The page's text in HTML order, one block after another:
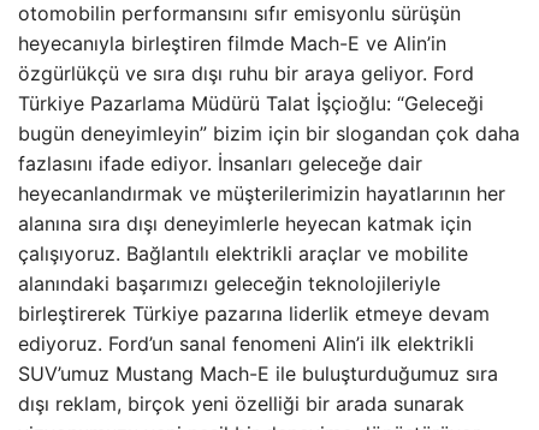
otomobilin performansını sıfır emisyonlu sürüşün
heyecanıyla birleştiren filmde Mach-E ve Alin’in
özgürlükçü ve sıra dışı ruhu bir araya geliyor. Ford
Türkiye Pazarlama Müdürü Talat İşçioğlu: “Geleceği
bugün deneyimleyin” bizim için bir slogandan çok daha
fazlasını ifade ediyor. İnsanları geleceğe dair
heyecanlandırmak ve müşterilerimizin hayatlarının her
alanına sıra dışı deneyimlerle heyecan katmak için
çalışıyoruz. Bağlantılı elektrikli araçlar ve mobilite
alanındaki başarımızı geleceğin teknolojileriyle
birleştirerek Türkiye pazarına liderlik etmeye devam
ediyoruz. Ford’un sanal fenomeni Alin’i ilk elektrikli
SUV’umuz Mustang Mach-E ile buluşturduğumuz sıra
dışı reklam, birçok yeni özelliği bir arada sunarak